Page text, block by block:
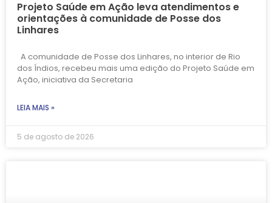
Projeto Saúde em Ação leva atendimentos e
orientações à comunidade de Posse dos
Linhares
A comunidade de Posse dos Linhares, no interior de Rio
dos Índios, recebeu mais uma edição do Projeto Saúde em
Ação, iniciativa da Secretaria
LEIA MAIS »
5 de agosto de 2026